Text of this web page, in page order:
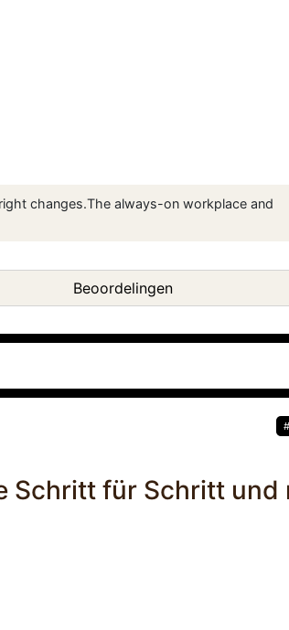
changes.The always-on workplace and
Beoordelingen
Schritt für Schritt